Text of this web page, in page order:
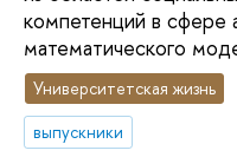
компетенций в сфере
математического
Университетская жизнь
выпускники